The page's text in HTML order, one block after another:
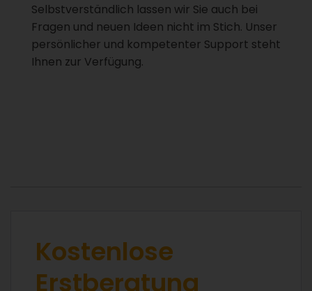
Selbstverständlich lassen wir Sie auch bei
Fragen und neuen Ideen nicht im Stich. Unser
persönlicher und kompetenter Support steht
Ihnen zur Verfügung.
Kostenlose
Erstberatung